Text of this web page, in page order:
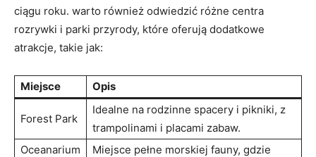
ciągu roku. warto również odwiedzić różne centra
rozrywki i parki przyrody, które oferują dodatkowe
atrakcje, takie jak:
Miejsce Opis
Forest Park
Idealne na rodzinne spacery i pikniki, z
trampolinami i placami zabaw.
Oceanarium
Miejsce pełne morskiej fauny, gdzie